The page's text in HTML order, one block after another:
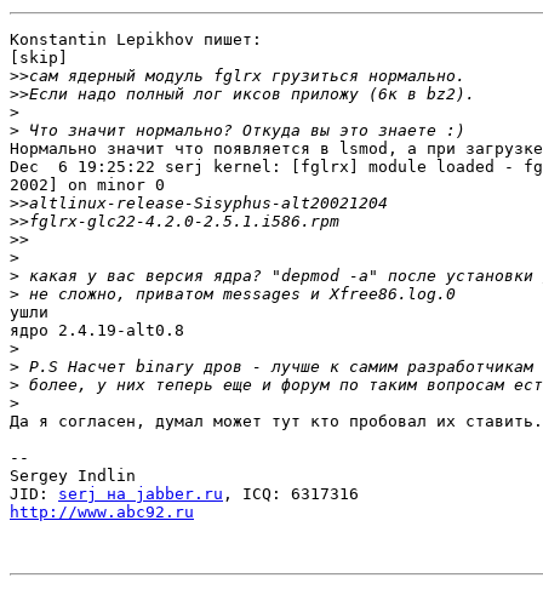
Konstantin Lepikhov пишет:
[skip]
>>
>>
>
>
Нормально значит что появляется в lsmod, а при
Dec  6 19:25:22 serj kernel: [fglrx] module loaded -
2002] on minor 0
>>
>>
>>
>
>
>
ушли
ядро 2.4.19-alt0.8
>
>
>
>
Да я согласен, думал может тут кто пробовал их
--
Sergey Indlin
JID: serj на jabber.ru
http://www.abc92.ru